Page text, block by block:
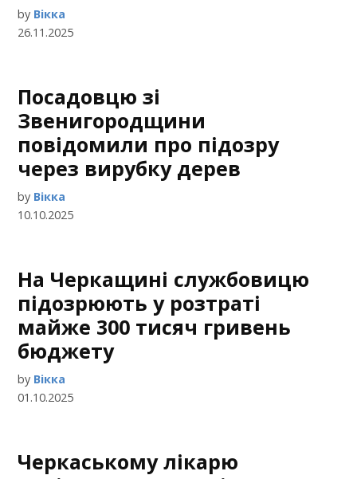
by Вікка
26.11.2025
Посадовцю зі
Звенигородщини
повідомили про підозру
через вирубку дерев
by Вікка
10.10.2025
На Черкащині службовицю
підозрюють у розтраті
майже 300 тисяч гривень
бюджету
by Вікка
01.10.2025
Черкаському лікарю